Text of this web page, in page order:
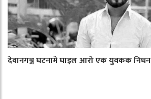
देवानगञ्ज घटनामे घाइल आरो एक युवकक निधन